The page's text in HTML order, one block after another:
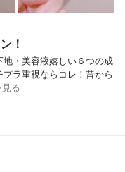
！
地・美容液嬉しい６つの成
ラ重視ならコレ！昔から
る